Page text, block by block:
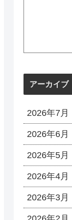
アーカイブ
2026年7月
2026年6月
2026年5月
2026年4月
2026年3月